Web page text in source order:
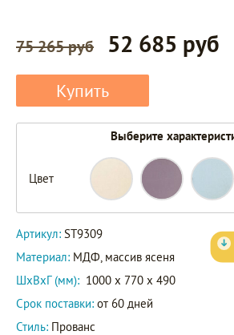
75 265 руб 52 685 руб
Купить
Выберите
Цвет
ST9309
ST9309L
ST9309KB
ST9309/BLK
Артикул: ST9309
Материал: МДФ, массив ясеня
ШxВxГ (мм): 1000 x 770 x 490
Срок поставки: от 60 дней
Стиль: Прованс